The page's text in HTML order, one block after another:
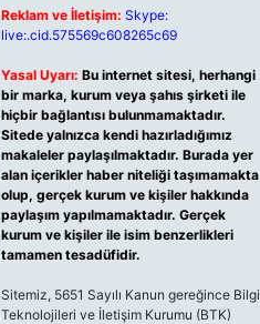
Reklam ve İletişim: Skype:
live:.cid.575569c608265c69
Yasal Uyarı: Bu internet sitesi, herhangi
bir marka, kurum veya şahıs şirketi ile
hiçbir bağlantısı bulunmamaktadır.
Sitede yalnızca kendi hazırladığımız
makaleler paylaşılmaktadır. Burada yer
alan içerikler haber niteliği taşımamakta
olup, gerçek kurum ve kişiler hakkında
paylaşım yapılmamaktadır. Gerçek
kurum ve kişiler ile isim benzerlikleri
tamamen tesadüfidir.
Sitemiz, 5651 Sayılı Kanun gereğince Bilgi
Teknolojileri ve İletişim Kurumu (BTK)